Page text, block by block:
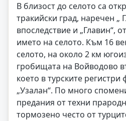
В близост до селото са
тракийски град, наречен „
впоследствие и „Главин“,
името на селото. Към 16
селото, на около 2 км
гробищата на Войводово
което в турските
„Узалан“. По много
предания от техни
тормозено често от